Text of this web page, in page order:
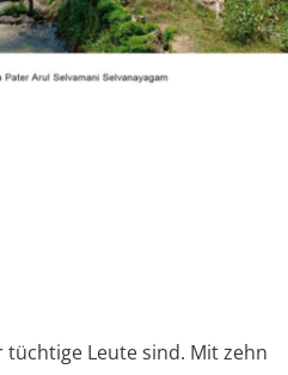
tüchtige Leute sind. Mit zehn